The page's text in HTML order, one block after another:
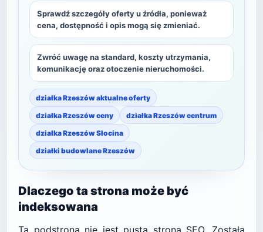
Sprawdź szczegóły oferty u źródła, ponieważ
cena, dostępność i opis mogą się zmieniać.
Zwróć uwagę na standard, koszty utrzymania,
komunikację oraz otoczenie nieruchomości.
działka Rzeszów aktualne oferty
działka Rzeszów ceny
działka Rzeszów centrum
działka Rzeszów Słocina
działki budowlane Rzeszów
Dlaczego ta strona może być
indeksowana
Ta podstrona nie jest pustą stroną SEO. Została